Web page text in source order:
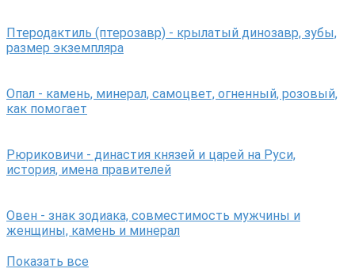
Птеродактиль (птерозавр) - крылатый динозавр, зубы,
размер экземпляра
Опал - камень, минерал, самоцвет, огненный, розовый,
как помогает
Рюриковичи - династия князей и царей на Руси,
история, имена правителей
Овен - знак зодиака, совместимость мужчины и
женщины, камень и минерал
Показать все